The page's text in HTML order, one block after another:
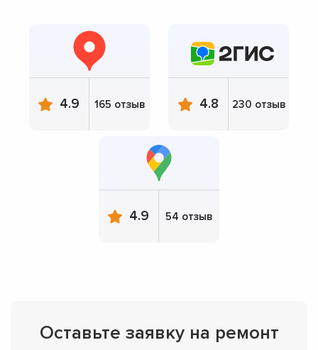
4.9 165 отзыв 4.8 230 отзыв
4.9 54 отзыв
Оставьте заявку на ремонт